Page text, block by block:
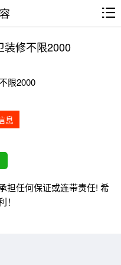
装修不限2000
限2000
息
担任何保证或连带责任! 希